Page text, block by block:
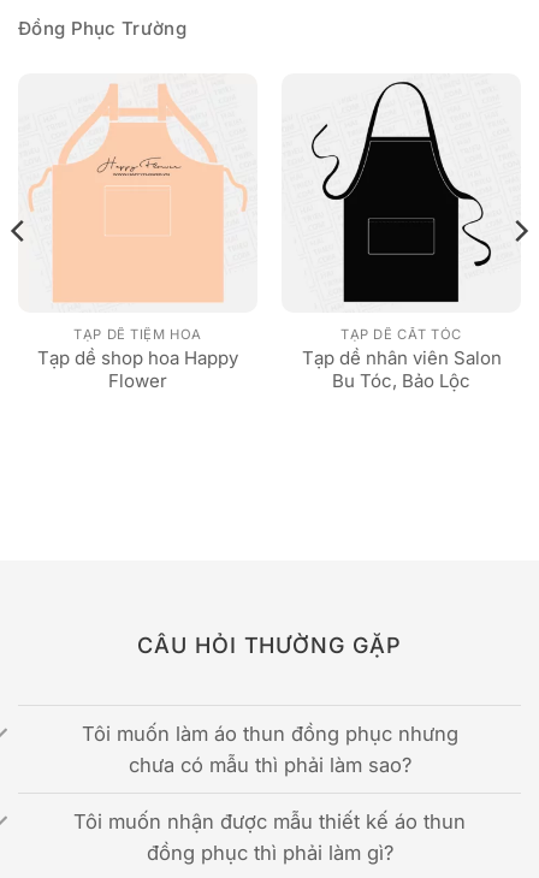
Đồng Phục Trường
TẠP DỀ TIỆM HOA
Tạp dề shop hoa Happy
Flower
TẠP DỀ CẮT TÓC
Tạp dề nhân viên Salon
Bu Tóc, Bảo Lộc
CÂU HỎI THƯỜNG GẶP
Tôi muốn làm áo thun đồng phục nhưng
chưa có mẫu thì phải làm sao?
Tôi muốn nhận được mẫu thiết kế áo thun
đồng phục thì phải làm gì?